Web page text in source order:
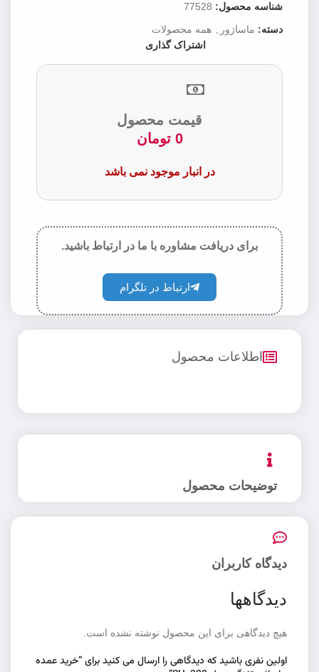
شناسه محصول: 77528
دسته: ماساژور , همه محصولات
اشتراک گذاری
قیمت محصول
0 تومان
در انبار موجود نمی باشد
برای دریافت مشاوره با ما در ارتباط باشید.
ارتباط در تلگرام
توضیحات محصول
اطلاعات محصول
دیدگاه کاربران
دیدگاهها
هیچ دیدگاهی برای این محصول نوشته نشده است.
اولین نفری باشید که دیدگاهی را ارسال می کنید برای “خرید عمده